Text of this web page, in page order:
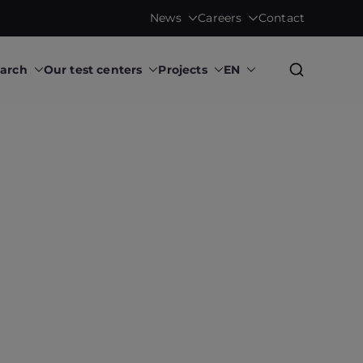
News Careers Contact
Our test centers Projects EN